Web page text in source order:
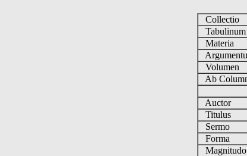
Collectio
Tabulinum
Materia
Volumen
Ab
Auctor
Titulus
Sermo
Forma
Magnitudo